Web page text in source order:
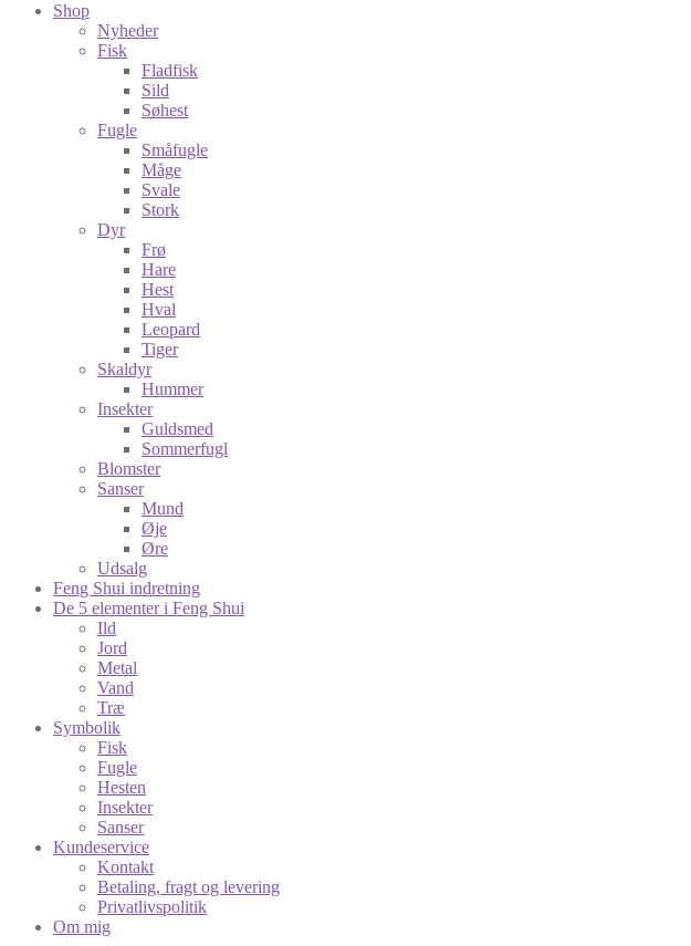
Shop
Nyheder
Fisk
Fladfisk
Sild
Søhest
Fugle
Småfugle
Måge
Svale
Stork
Dyr
Frø
Hare
Hest
Hval
Leopard
Tiger
Skaldyr
Hummer
Insekter
Guldsmed
Sommerfugl
Blomster
Sanser
Mund
Øje
Øre
Udsalg
Feng Shui indretning
De 5 elementer i Feng Shui
Ild
Jord
Metal
Vand
Træ
Symbolik
Fisk
Fugle
Hesten
Insekter
Sanser
Kundeservice
Kontakt
Betaling, fragt og levering
Privatlivspolitik
Om mig